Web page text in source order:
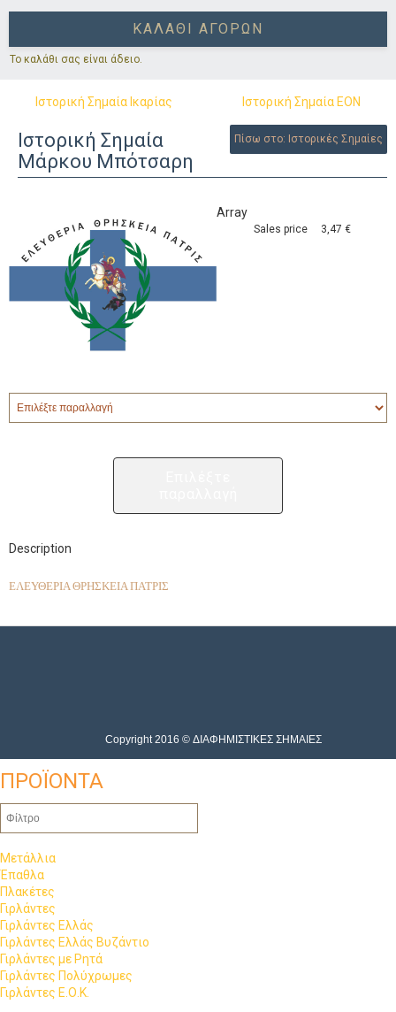
ΚΑΛΆΘΙ ΑΓΟΡΏΝ
Το καλάθι σας είναι άδειο.
Ιστορική Σημαία Ικαρίας Ιστορική Σημαία ΕΟΝ
Πίσω στο: Ιστορικές Σημαίες
Ιστορική Σημαία
Μάρκου Μπότσαρη
Array
Sales price 3,47 €
Description
ΕΛΕΥΘΕΡΙΑ ΘΡΗΣΚΕΙΑ ΠΑΤΡΙΣ
Copyright 2016 © ΔΙΑΦΗΜΙΣΤΙΚΕΣ ΣΗΜΑΙΕΣ
ΠΡΟΪΟΝΤΑ
Μετάλλια
Έπαθλα
Πλακέτες
Γιρλάντες
Γιρλάντες Ελλάς
Γιρλάντες Ελλάς Βυζάντιο
Γιρλάντες με Ρητά
Γιρλάντες Πολύχρωμες
Γιρλάντες Ε.Ο.Κ.